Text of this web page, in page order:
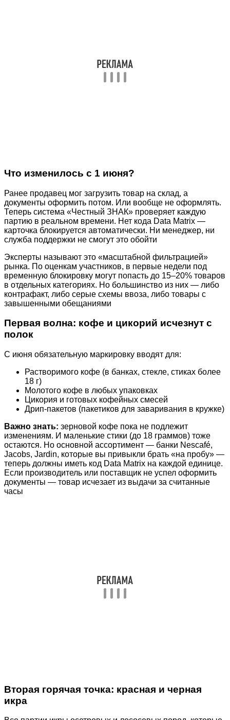
Что изменилось с 1 июня?
Ранее продавец мог загрузить товар на склад, а
документы оформить потом. Или вообще не оформлять.
Теперь система «Честный ЗНАК» проверяет каждую
партию в реальном времени. Нет кода Data Matrix —
карточка блокируется автоматически. Ни менеджер, ни
служба поддержки не смогут это обойти
Эксперты называют это «масштабной фильтрацией»
рынка. По оценкам участников, в первые недели под
временную блокировку могут попасть до 15–20% товаров
в отдельных категориях. Но большинство из них — либо
контрафакт, либо серые схемы ввоза, либо товары с
завышенными обещаниями
Первая волна: кофе и цикорий исчезнут с
полок
С июня обязательную маркировку вводят для:
Растворимого кофе (в банках, стекле, стиках более
18 г)
Молотого кофе в любых упаковках
Цикория и готовых кофейных смесей
Дрип-пакетов (пакетиков для заваривания в кружке)
Важно знать: зерновой кофе пока не подлежит
изменениям. И маленькие стики (до 18 граммов) тоже
остаются. Но основной ассортимент — банки Nescafé,
Jacobs, Jardin, которые вы привыкли брать «на пробу» —
теперь должны иметь код Data Matrix на каждой единице.
Если производитель или поставщик не успел оформить
документы — товар исчезает из выдачи за считанные
часы
Вторая горячая точка: красная и черная
икра